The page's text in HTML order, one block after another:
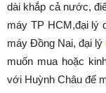
dài khắp cả nước,
máy TP HCM,đại lý
máy Đồng Nai, đại lý
muốn mua hoặc
với Huỳnh Châu để